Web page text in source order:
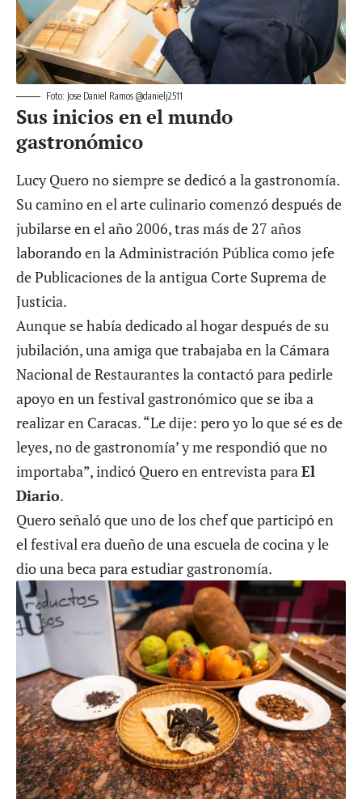
Foto: Jose Daniel Ramos @danielj2511
Sus inicios en el mundo
gastronómico
Lucy Quero no siempre se dedicó a la gastronomía.
Su camino en el arte culinario comenzó después de
jubilarse en el año 2006, tras más de 27 años
laborando en la Administración Pública como jefe
de Publicaciones de la antigua Corte Suprema de
Justicia.
Aunque se había dedicado al hogar después de su
jubilación, una amiga que trabajaba en la Cámara
Nacional de Restaurantes la contactó para pedirle
apoyo en un festival gastronómico que se iba a
realizar en Caracas. “Le dije: pero yo lo que sé es de
leyes, no de gastronomía’ y me respondió que no
importaba”, indicó Quero en entrevista paraEl
Diario.
Quero señaló que uno de los chef que participó en
el festival era dueño de una escuela de cocina y le
dio una beca para estudiar gastronomía.